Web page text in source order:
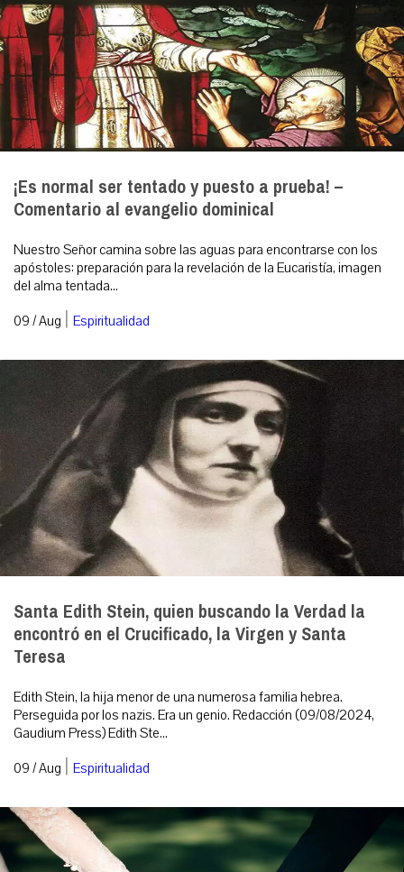
¡Es normal ser tentado y puesto a prueba! –
Comentario al evangelio dominical
Nuestro Señor camina sobre las aguas para encontrarse con los
apóstoles: preparación para la revelación de la Eucaristía, imagen
del alma tentada...
09 / Aug | Espiritualidad
Santa Edith Stein, quien buscando la Verdad la
encontró en el Crucificado, la Virgen y Santa
Teresa
Edith Stein, la hija menor de una numerosa familia hebrea.
Perseguida por los nazis. Era un genio. Redacción (09/08/2024,
Gaudium Press) Edith Ste...
09 / Aug | Espiritualidad